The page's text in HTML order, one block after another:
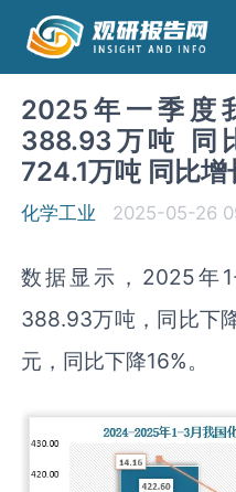
2025年一季度
388.93万吨 同
724.1万吨 同比
化学工业 2025-05-26
数据显示，2025年
388.93万吨，同比下
元，同比下降16%。